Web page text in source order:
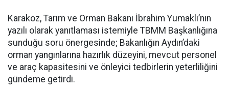
Karakoz, Tarım ve Orman Bakanı İbrahim Yumaklı’nın
yazılı olarak yanıtlaması istemiyle TBMM Başkanlığına
sunduğu soru önergesinde; Bakanlığın Aydın’daki
orman yangınlarına hazırlık düzeyini, mevcut personel
ve araç kapasitesini ve önleyici tedbirlerin yeterliliğini
gündeme getirdi.